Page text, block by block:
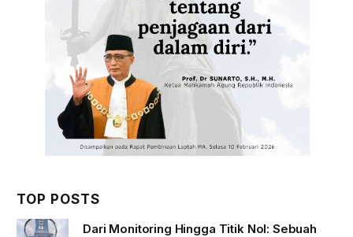
TOP POSTS
Dari Monitoring Hingga Titik Nol: Sebuah